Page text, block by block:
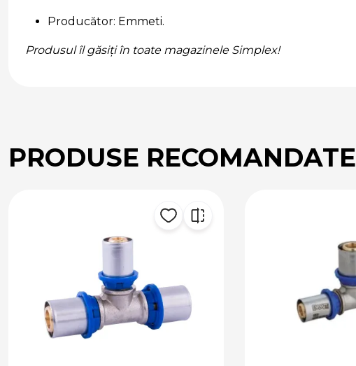
Producător: Emmeti.
Produsul îl găsiți în toate magazinele Simplex!
PRODUSE RECOMANDATE